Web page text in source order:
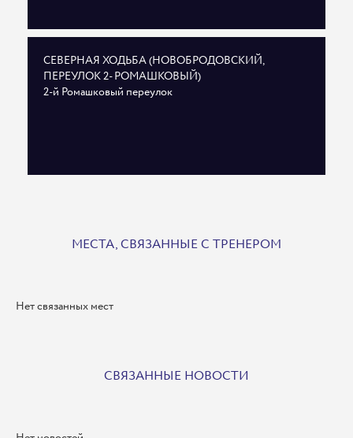
СЕВЕРНАЯ ХОДЬБА (НОВОБРОДОВСКИЙ,
ПЕРЕУЛОК 2- РОМАШКОВЫЙ)
2-й Ромашковый переулок
МЕСТА, СВЯЗАННЫЕ С ТРЕНЕРОМ
Нет связанных мест
СВЯЗАННЫЕ НОВОСТИ